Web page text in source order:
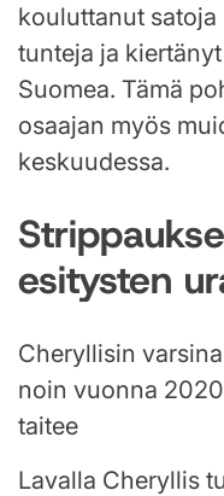
kouluttanut
tunteja ja
Suomea. Tämä
osaajan myös
keskuudessa.
esitysten
Cheryllisin
noin vuonna
taitee
Lavalla Cheryllis